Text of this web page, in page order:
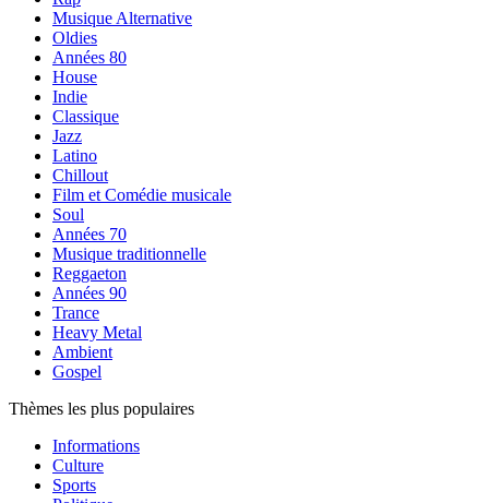
Musique Alternative
Oldies
Années 80
House
Indie
Classique
Jazz
Latino
Chillout
Film et Comédie musicale
Soul
Années 70
Musique traditionnelle
Reggaeton
Années 90
Trance
Heavy Metal
Ambient
Gospel
Thèmes les plus populaires
Informations
Culture
Sports